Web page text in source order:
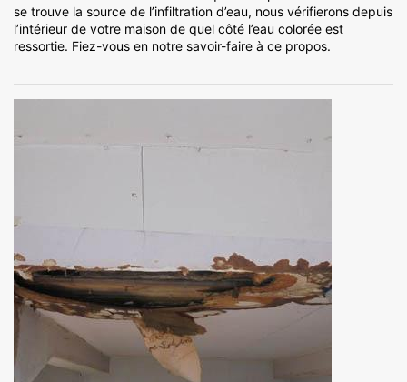
se trouve la source de l’infiltration d’eau, nous vérifierons depuis
l’intérieur de votre maison de quel côté l’eau colorée est
ressortie. Fiez-vous en notre savoir-faire à ce propos.